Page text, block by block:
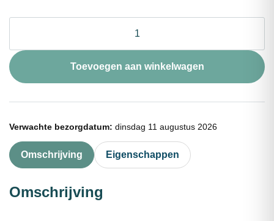
vel
portie
250g
aantal
Toevoegen aan winkelwagen
Verwachte bezorgdatum: dinsdag 11 augustus 2026
Omschrijving Eigenschappen
Omschrijving